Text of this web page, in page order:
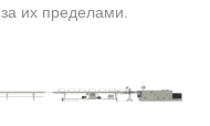
их пределами.